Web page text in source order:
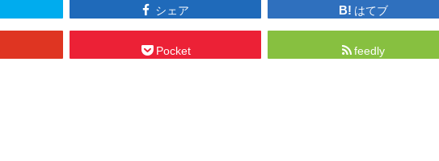
シェア はてブ
Pocket feedly